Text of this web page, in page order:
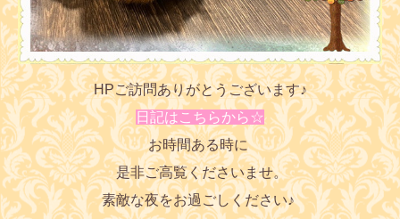
HPご訪問ありがとうございます♪
日記はこちらから☆
お時間ある時に
是非ご高覧くださいませ。
素敵な夜をお過ごしください♪